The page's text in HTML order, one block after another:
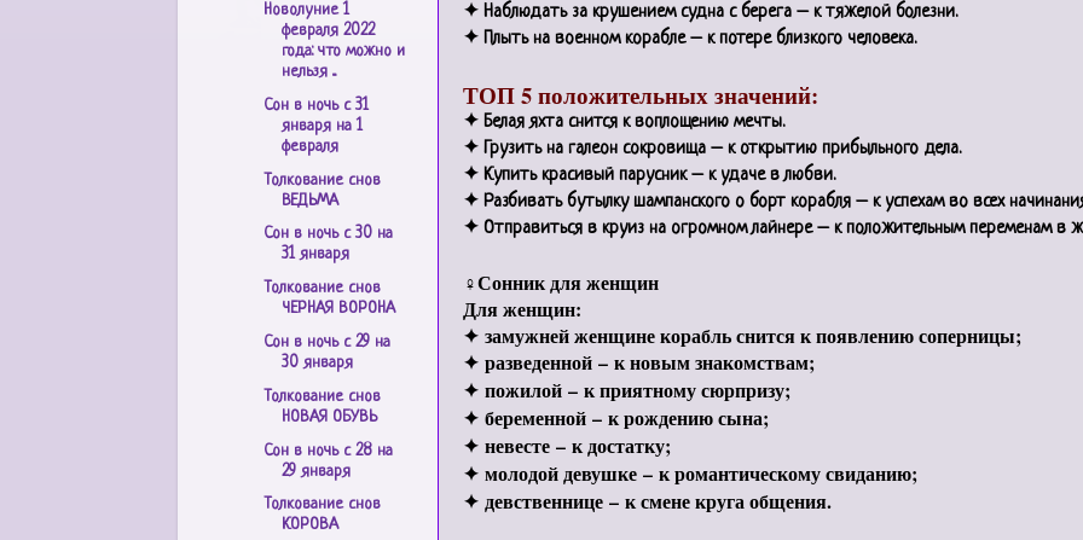
✦ Наблюдать за крушением судна с берега –к тяжелой болезни.
✦ Плыть на военном корабле–к потере близкого человека.
ТОП 5 положительных значений:
✦ Белая яхта снится к воплощению мечты.
✦ Грузить на галеон сокровища –к открытию прибыльного дела.
✦ Купить красивый парусник–к удаче в любви.
✦ Разбивать бутылку шампанского о борт корабля –к успехам во всех
✦ Отправиться в круиз на огромном лайнере–к положительным переменам в
♀Сонник для женщин
Для женщин:
✦ замужней женщине корабль снится к появлению соперницы;
✦ разведенной – к новым знакомствам;
✦ пожилой – к приятному сюрпризу;
✦ беременной – к рождению сына;
✦ невесте – к достатку;
✦ молодой девушке – к романтическому свиданию;
✦ девственнице – к смене круга общения.
Новолуние 1
февраля 2022
года: что можно и
нельзя ...
Сон в ночь с 31
января на 1
февраля
Толкование снов
ВЕДЬМА
Сон в ночь с 30 на
31 января
Толкование снов
ЧЕРНАЯ ВОРОНА
Сон в ночь с 29 на
30 января
Толкование снов
НОВАЯ ОБУВЬ
Сон в ночь с 28 на
29 января
Толкование снов
КОРОВА